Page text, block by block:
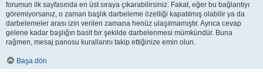
forumun ilk sayfasında en üst sıraya çıkarabilirsiniz. Fakat, eğer bu bağlantıyı
göremiyorsanız, o zaman başlık darbeleme özelliği kapatılmış olabilir ya da
darbelemeler arası izin verilen zamana henüz ulaşılmamıştır. Ayrıca cevap
gelene kadar başlığın basit bir şekilde darbelenmesi mümkündür. Buna
rağmen, mesaj panosu kurallarını takip ettiğinize emin olun.
Başa dön